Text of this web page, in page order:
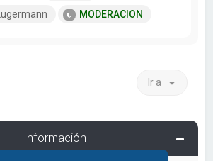
Lugermann
MODERACION
Ir a
Información